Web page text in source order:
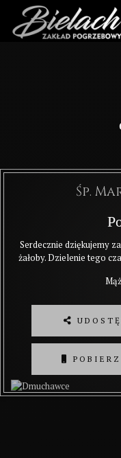
Śp.
Serdecznie dziękujemy
żałoby. Dzielenie tego